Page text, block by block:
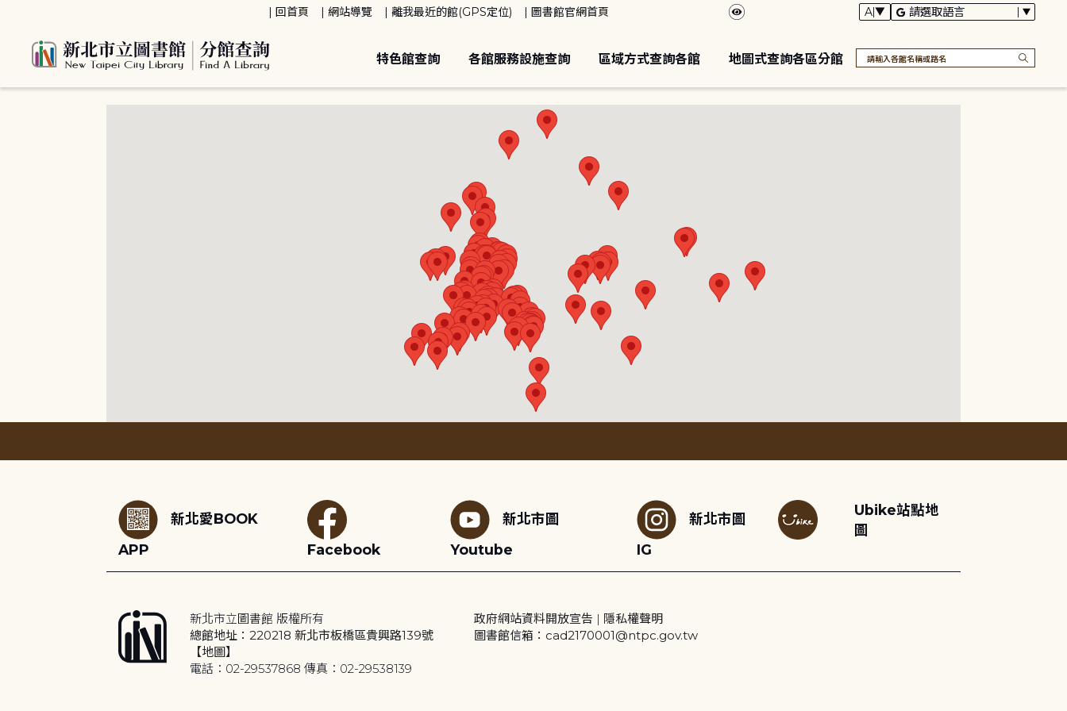
回首頁 網站導覽 離我最近的館(GPS定位) 圖書館官網首頁
特色館查詢 各館服務設施查詢 區域方式查詢各館 地圖式查詢各區分館
新北愛BOOK
APP
Facebook
新北市圖
Youtube
新北市圖
IG
Ubike站點地
圖
新北市立圖書館 版權所有
總館地址：220218 新北市板橋區貴興路139號
【地圖】
電話：02-29537868 傳真：02-29538139
政府網站資料開放宣告 | 隱私權聲明
圖書館信箱：cad2170001@ntpc.gov.tw